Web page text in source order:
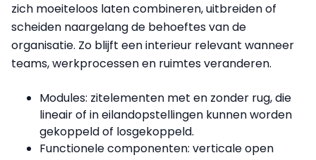
zich moeiteloos laten combineren, uitbreiden of
scheiden naargelang de behoeftes van de
organisatie. Zo blijft een interieur relevant wanneer
teams, werkprocessen en ruimtes veranderen.
Modules: zitelementen met en zonder rug, die
lineair of in eilandopstellingen kunnen worden
gekoppeld of losgekoppeld.
Functionele componenten: verticale open